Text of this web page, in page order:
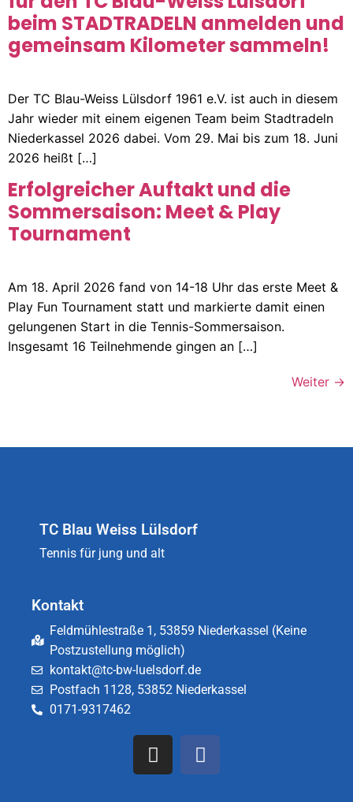
beim STADTRADELN anmelden und
gemeinsam Kilometer sammeln!
Der TC Blau-Weiss Lülsdorf 1961 e.V. ist auch in diesem
Jahr wieder mit einem eigenen Team beim Stadtradeln
Niederkassel 2026 dabei. Vom 29. Mai bis zum 18. Juni
2026 heißt […]
Erfolgreicher Auftakt und die
Sommersaison: Meet & Play
Tournament
Am 18. April 2026 fand von 14-18 Uhr das erste Meet &
Play Fun Tournament statt und markierte damit einen
gelungenen Start in die Tennis-Sommersaison.
Insgesamt 16 Teilnehmende gingen an […]
Weiter →
TC Blau Weiss Lülsdorf
Tennis für jung und alt
Kontakt
Feldmühlestraße 1, 53859 Niederkassel (Keine
Postzustellung möglich)
kontakt@tc-bw-luelsdorf.de
Postfach 1128, 53852 Niederkassel
0171-9317462​